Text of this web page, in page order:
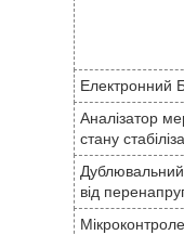
Електронний
Аналізатор
стану
Дублювальний
від